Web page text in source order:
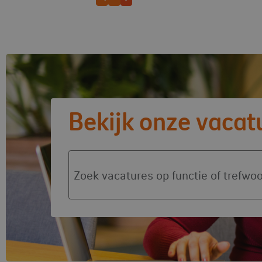
Bekijk onze
Zoek vacatures op functie of trefwoord
10resultatenmet zoekwoordStage
(Geselecteerde filters:
Gezocht op: Stage